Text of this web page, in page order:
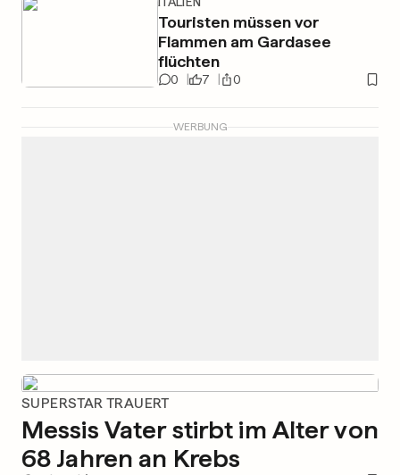
Touristen müssen vor
Flammen am Gardasee
flüchten
0 7 0
WERBUNG
SUPERSTAR TRAUERT
Messis Vater stirbt im Alter von
68 Jahren an Krebs